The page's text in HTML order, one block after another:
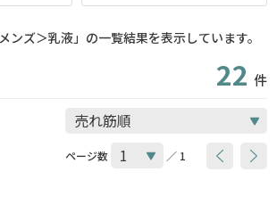
ンズ＞乳液」の一覧結果を表示しています。
22 件
ページ数 ／ 1